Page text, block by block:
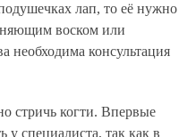
лап, то её нужно
воском или
необходима консультация
стричь когти. Впервые
у специалиста, так как в